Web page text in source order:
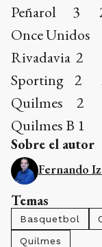
Peñarol
Once
Sporting
Quilmes
Quilmes
Sobre el autor
Fernando
Temas
Basquetbol
Quilmes